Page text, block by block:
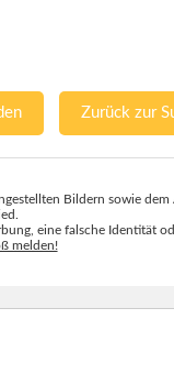
Zurück zur
Bildern sowie dem
eine falsche Identität
melden!